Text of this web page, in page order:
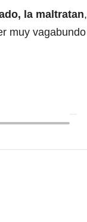
la maltratan,
muy vagabundo